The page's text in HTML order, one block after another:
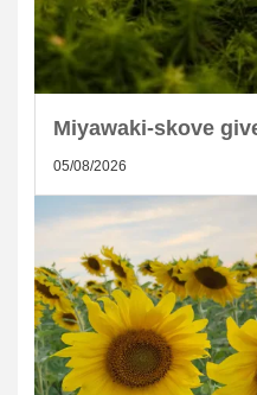
05/08/2026